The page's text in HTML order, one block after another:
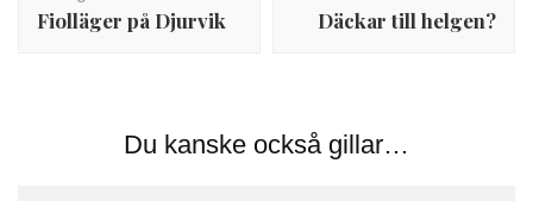
Fiolläger på Djurvik Däckar till helgen?
Du kanske också gillar…